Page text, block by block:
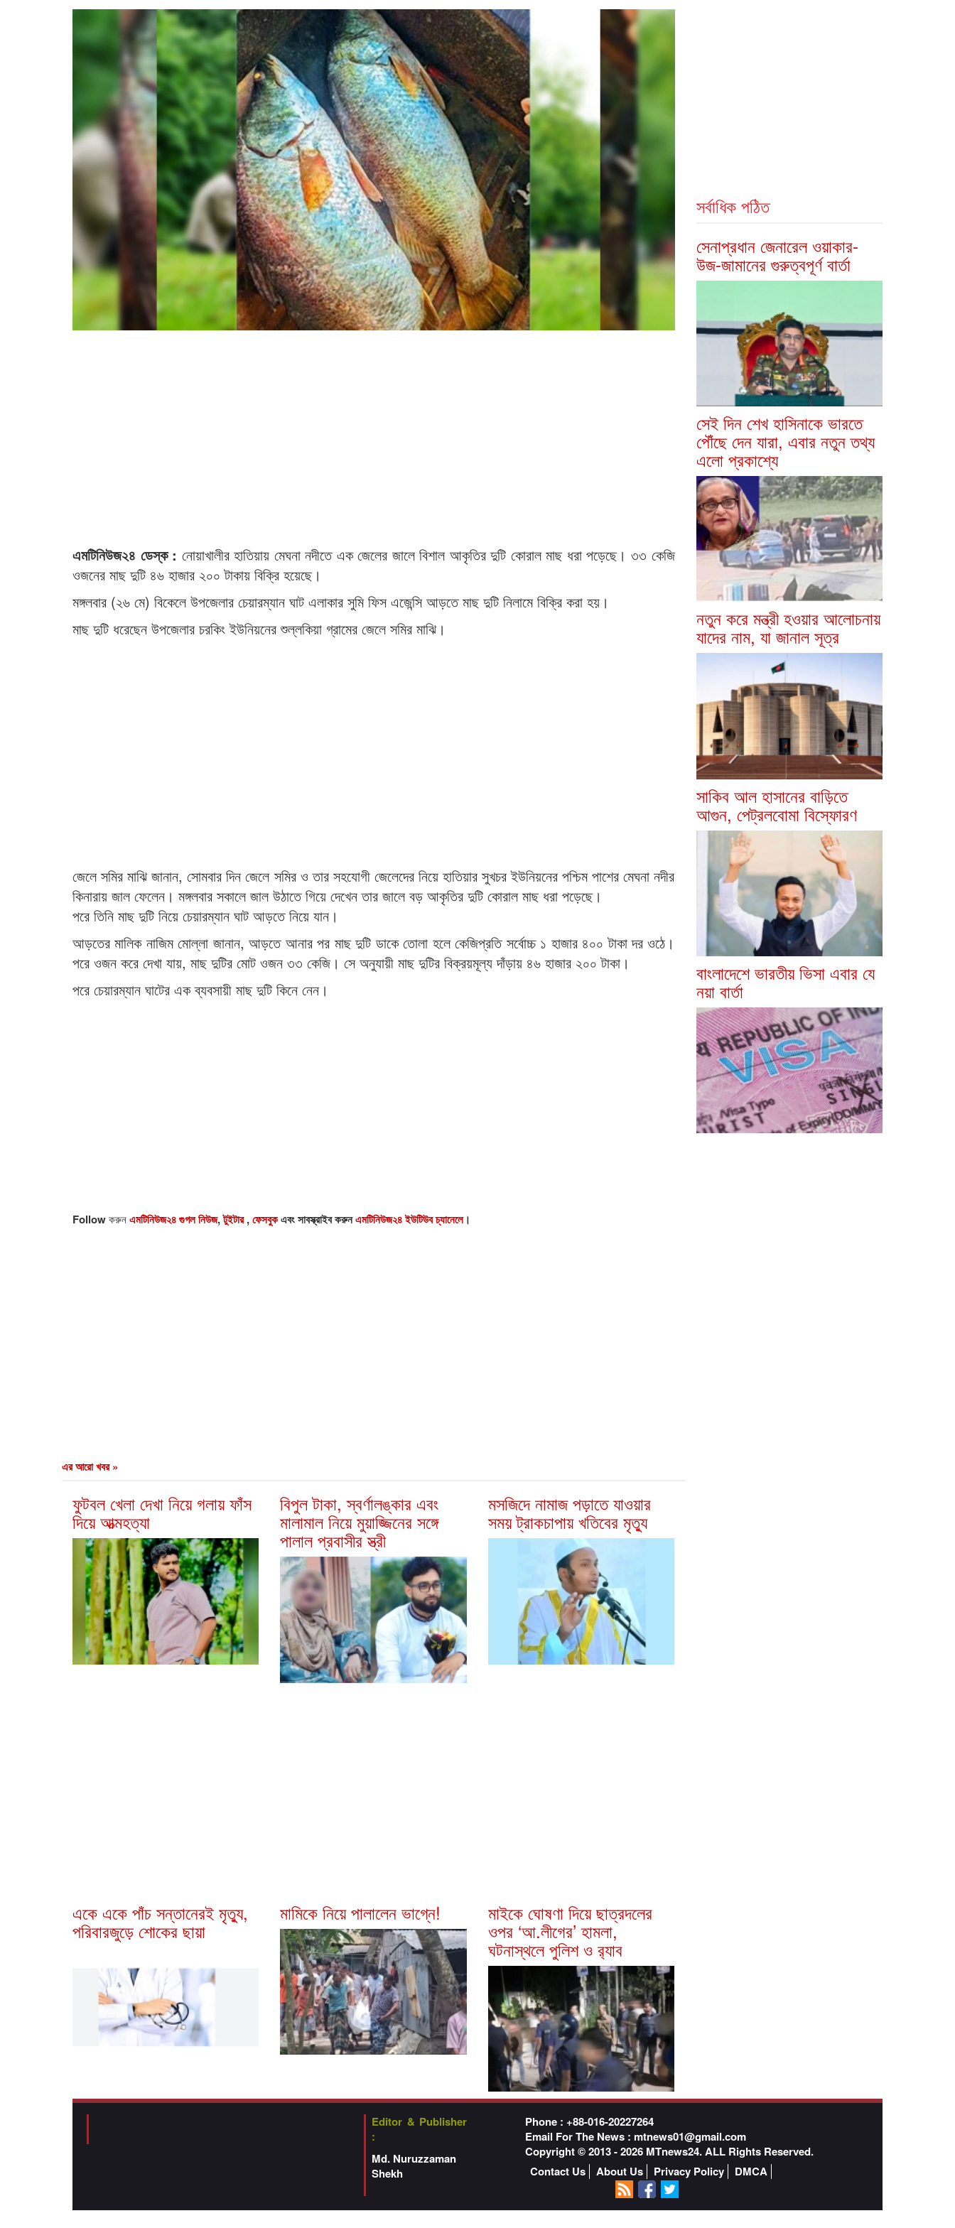
এমটিনিউজ২৪ ডেস্ক : নোয়াখালীর হাতিয়ায় মেঘনা নদীতে এক জেলের জালে বিশাল আকৃতির দুটি কোরাল মাছ ধরা পড়েছে। ৩৩ কেজি
ওজনের মাছ দুটি ৪৬ হাজার ২০০ টাকায় বিক্রি হয়েছে।
মঙ্গলবার (২৬ মে) বিকেলে উপজেলার চেয়ারম্যান ঘাট এলাকার সুমি ফিস এজেন্সি আড়তে মাছ দুটি নিলামে বিক্রি করা হয়।
মাছ দুটি ধরেছেন উপজেলার চরকিং ইউনিয়নের শুল্লকিয়া গ্রামের জেলে সমির মাঝি।
জেলে সমির মাঝি জানান, সোমবার দিন জেলে সমির ও তার সহযোগী জেলেদের নিয়ে হাতিয়ার সুখচর ইউনিয়নের পশ্চিম পাশের মেঘনা নদীর
কিনারায় জাল ফেলেন। মঙ্গলবার সকালে জাল উঠাতে গিয়ে দেখেন তার জালে বড় আকৃতির দুটি কোরাল মাছ ধরা পড়েছে।
পরে তিনি মাছ দুটি নিয়ে চেয়ারম্যান ঘাট আড়তে নিয়ে যান।
আড়তের মালিক নাজিম মোল্লা জানান, আড়তে আনার পর মাছ দুটি ডাকে তোলা হলে কেজিপ্রতি সর্বোচ্চ ১ হাজার ৪০০ টাকা দর ওঠে।
পরে ওজন করে দেখা যায়, মাছ দুটির মোট ওজন ৩৩ কেজি। সে অনুযায়ী মাছ দুটির বিক্রয়মূল্য দাঁড়ায় ৪৬ হাজার ২০০ টাকা।
পরে চেয়ারম্যান ঘাটের এক ব্যবসায়ী মাছ দুটি কিনে নেন।
Followকরুনএমটিনিউজ২৪ গুগল নিউজ,টুইটার,ফেসবুকএবং সাবস্ক্রাইব করুনএমটিনিউজ২৪ ইউটিউব চ্যানেলে।
এর আরো খবর »
ফুটবল খেলা দেখা নিয়ে গলায় ফাঁস
দিয়ে আত্মহত্যা
বিপুল টাকা, স্বর্ণালঙ্কার এবং
মালামাল নিয়ে মুয়াজ্জিনের সঙ্গে
পালাল প্রবাসীর স্ত্রী
মসজিদে নামাজ পড়াতে যাওয়ার
সময় ট্রাকচাপায় খতিবের মৃত্যু
একে একে পাঁচ সন্তানেরই মৃত্যু,
পরিবারজুড়ে শোকের ছায়া
মামিকে নিয়ে পালালেন ভাগ্নে! মাইকে ঘোষণা দিয়ে ছাত্রদলের
ওপর ‘আ.লীগের’ হামলা,
ঘটনাস্থলে পুলিশ ও র‌্যাব
সর্বাধিক পঠিত
সেনাপ্রধান জেনারেল ওয়াকার-
উজ-জামানের গুরুত্বপূর্ণ বার্তা
সেই দিন শেখ হাসিনাকে ভারতে
পৌঁছে দেন যারা, এবার নতুন তথ্য
এলো প্রকাশ্যে
নতুন করে মন্ত্রী হওয়ার আলোচনায়
যাদের নাম, যা জানাল সূত্র
সাকিব আল হাসানের বাড়িতে
আগুন, পেট্রলবোমা বিস্ফোরণ
বাংলাদেশে ভারতীয় ভিসা এবার যে
নয়া বার্তা
Editor & Publisher
:
Md. Nuruzzaman
Shekh
Phone : +88-016-20227264
Email For The News : mtnews01@gmail.com
Copyright © 2013 - 2026 MTnews24. ALL Rights Reserved.
Contact Us
About Us Privacy Policy DMCA